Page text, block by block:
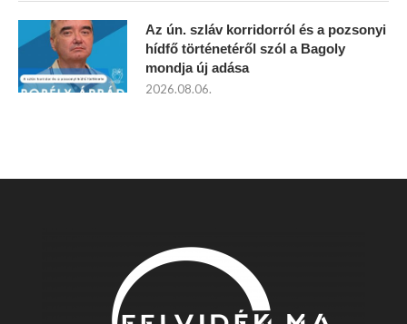
Az ún. szláv korridorról és a pozsonyi
hídfő történetéről szól a Bagoly
mondja új adása
2026.08.06.